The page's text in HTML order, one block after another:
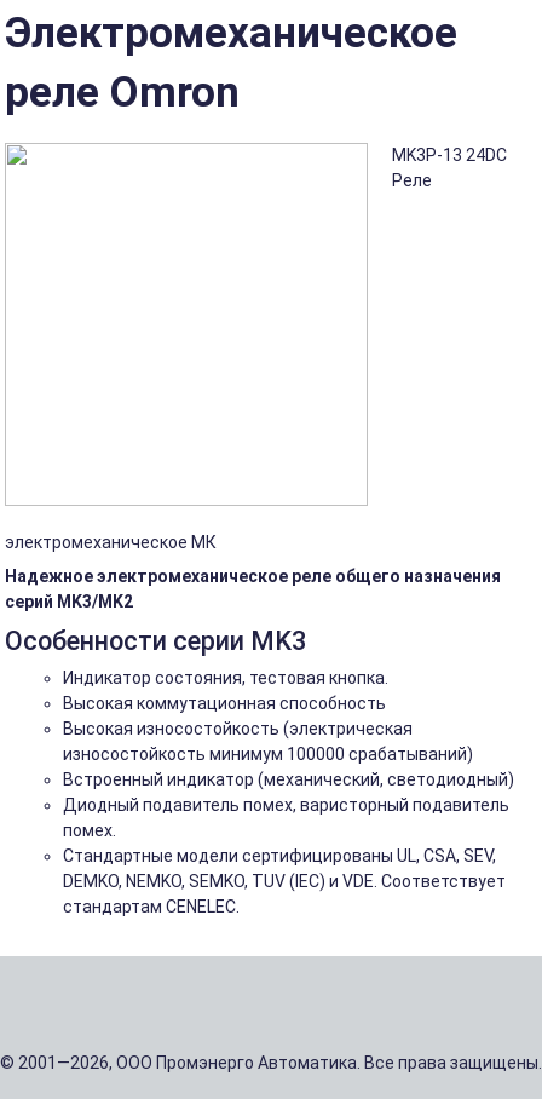
Электромеханическое
реле Omron
MK3P-13 24DC
Реле
электромеханическое МК
Надежное электромеханическое реле общего назначения
серий MK3/MK2
Особенности серии MK3
Индикатор состояния, тестовая кнопка.
Высокая коммутационная способность
Высокая износостойкость (электрическая
износостойкость минимум 100000 срабатываний)
Встроенный индикатор (механический, светодиодный)
Диодный подавитель помех, варисторный подавитель
помех.
Стандартные модели сертифицированы UL, CSA, SEV,
DEMKO, NEMKO, SEMKO, TUV (IEC) и VDE. Соответствует
стандартам CENELEC.
© 2001—2026, ООО Промэнерго Автоматика. Все права защищены.